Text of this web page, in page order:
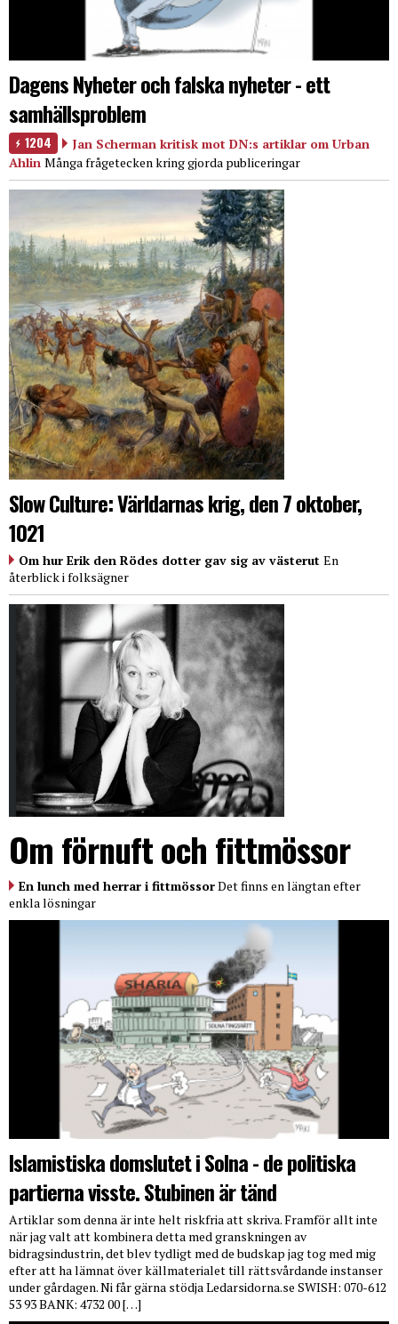
Dagens Nyheter och falska nyheter - ett
samhällsproblem
1204
Jan Scherman kritisk mot DN:s artiklar om Urban
Ahlin Många frågetecken kring gjorda publiceringar
Slow Culture: Världarnas krig, den 7 oktober,
1021
Om hur Erik den Rödes dotter gav sig av västerut En
återblick i folksägner
Om förnuft och fittmössor
En lunch med herrar i fittmössorDet finns en längtan efter
enkla lösningar
Islamistiska domslutet i Solna - de politiska
partierna visste. Stubinen är tänd
Artiklar som denna är inte helt riskfria att skriva. Framför allt inte
när jag valt att kombinera detta med granskningen av
bidragsindustrin, det blev tydligt med de budskap jag tog med mig
efter att ha lämnat över källmaterialet till rättsvårdande instanser
under gårdagen. Ni får gärna stödja Ledarsidorna.se SWISH: 070-612
53 93 BANK: 4732 00 […]